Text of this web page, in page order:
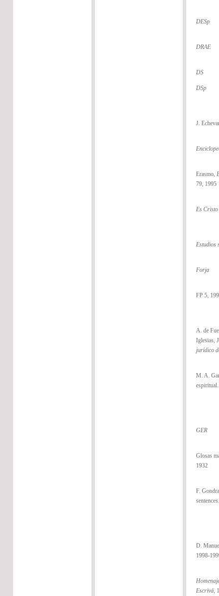
DESp
DRAE
DS
DSp
J.
Erasmo,
79, 1995
Es Cristo
Estudios
Forja
FP 5,
A. de
Iglesias,
jurídico
M. A.
GER
Glosas
1932
F.
D.
1998-
Escrivá,